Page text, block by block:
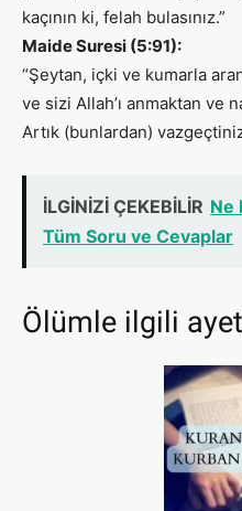
kaçının ki, felah bulasınız.”
Maide Suresi (5:91):
“Şeytan, içki ve kumarla
ve sizi Allah’ı anmaktan ve
Artık (bunlardan)
İLGİNİZİ ÇEKEBİLİR Ne
Tüm Soru ve Cevaplar
Ölümle ilgili